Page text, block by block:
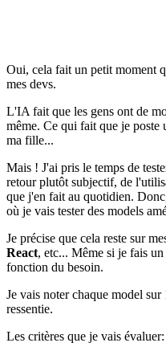
Oui, cela fait un petit moment
mes devs.
L'IA fait que les gens ont de
même. Ce qui fait que je poste
ma fille...
Mais ! J'ai pris le temps de
retour plutôt subjectif, de
que j'en fait au quotidien.
où je vais tester des models
Je précise que cela reste sur
React, etc... Même si je fais un
fonction du besoin.
Je vais noter chaque model
ressentie.
Les critères que je vais évaluer: